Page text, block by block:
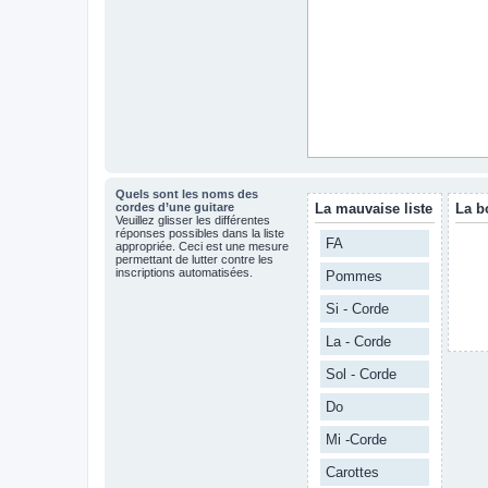
Quels sont les noms des
cordes d’une guitare
Veuillez glisser les différentes
réponses possibles dans la liste
appropriée. Ceci est une mesure
permettant de lutter contre les
inscriptions automatisées.
La mauvaise liste
FA
Pommes
Si - Corde
La - Corde
Sol - Corde
Do
Mi -Corde
Carottes
La